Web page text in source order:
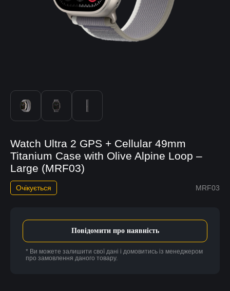
Watch Ultra 2 GPS + Cellular 49mm
Titanium Case with Olive Alpine Loop –
Large (MRF03)
MRF03
Очікується
Повідомити про наявність
* Ви можете залишити свої дані і домовитись із менеджером
про замовлення даного товару.